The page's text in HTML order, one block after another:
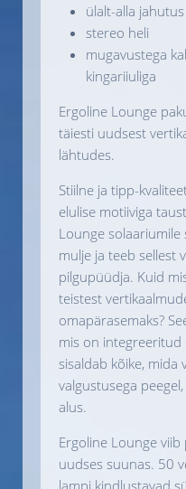
ülalt-alla jahutus
stereo heli
mugavustega
kingariiuliga
Ergoline Lounge
täiesti uudsest
lähtudes.
Stiilne ja tipp-
elulise motiiviga
Lounge
mulje ja teeb sellest
pilgupüüdja. Kuid
teistest
omapärasemaks?
mis on integreeritud
sisaldab kõike, mida
valgustusega
alus.
Ergoline Lounge
uudses suunas. 50
lampi kindlustavad